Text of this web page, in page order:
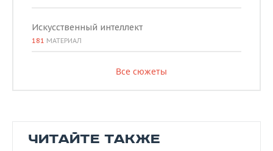
Искусственный интеллект
181 МАТЕРИАЛ
Все сюжеты
ЧИТАЙТЕ ТАКЖЕ